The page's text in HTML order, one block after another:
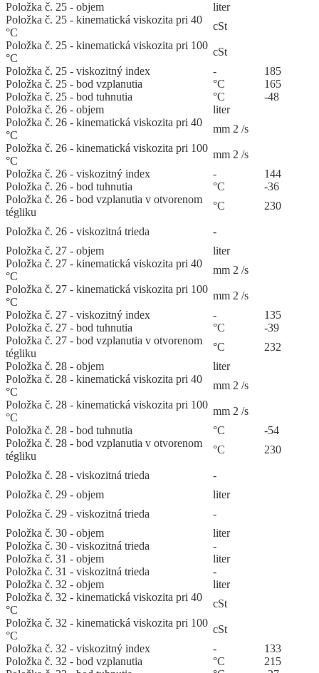
Položka č. 25 - objem
liter
Položka č. 25 - kinematická viskozita pri 40
°C
cSt
Položka č. 25 - kinematická viskozita pri 100
°C
cSt
Položka č. 25 - viskozitný index
-
185
Položka č. 25 - bod vzplanutia
°C
165
Položka č. 25 - bod tuhnutia
°C
-48
Položka č. 26 - objem
liter
Položka č. 26 - kinematická viskozita pri 40
°C
mm 2 /s
Položka č. 26 - kinematická viskozita pri 100
°C
mm 2 /s
Položka č. 26 - viskozitný index
-
144
Položka č. 26 - bod tuhnutia
°C
-36
Položka č. 26 - bod vzplanutia v otvorenom
tégliku
°C 230
Položka č. 26 - viskozitná trieda
-
Položka č. 27 - objem
liter
Položka č. 27 - kinematická viskozita pri 40
°C
mm 2 /s
Položka č. 27 - kinematická viskozita pri 100
°C
mm 2 /s
Položka č. 27 - viskozitný index
-
135
Položka č. 27 - bod tuhnutia
°C
-39
Položka č. 27 - bod vzplanutia v otvorenom
tégliku
°C
232
Položka č. 28 - objem
liter
Položka č. 28 - kinematická viskozita pri 40
°C
mm 2 /s
Položka č. 28 - kinematická viskozita pri 100
°C
mm 2 /s
Položka č. 28 - bod tuhnutia
°C
-54
Položka č. 28 - bod vzplanutia v otvorenom
tégliku
°C 230
Položka č. 28 - viskozitná trieda
-
Položka č. 29 - objem
liter
Položka č. 29 - viskozitná trieda
-
Položka č. 30 - objem
liter
Položka č. 30 - viskozitná trieda
-
Položka č. 31 - objem
liter
Položka č. 31 - viskozitná trieda
-
Položka č. 32 - objem
liter
Položka č. 32 - kinematická viskozita pri 40
°C
cSt
Položka č. 32 - kinematická viskozita pri 100
°C
cSt
Položka č. 32 - viskozitný index
-
133
Položka č. 32 - bod vzplanutia
°C
215